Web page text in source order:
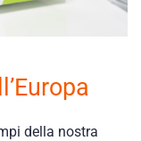
della nostra